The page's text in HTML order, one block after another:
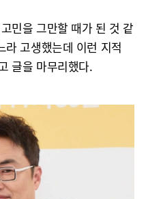
민을 그만할 때가 된 것 같
고생했는데 이런 지적
글을 마무리했다.